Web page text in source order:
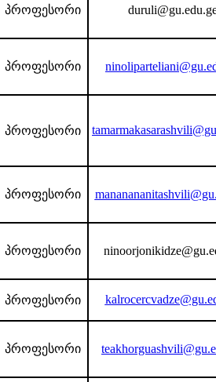
პროფესორი
პროფესორი
პროფესორი
პროფესორი
პროფესორი
პროფესორი
პროფესორი